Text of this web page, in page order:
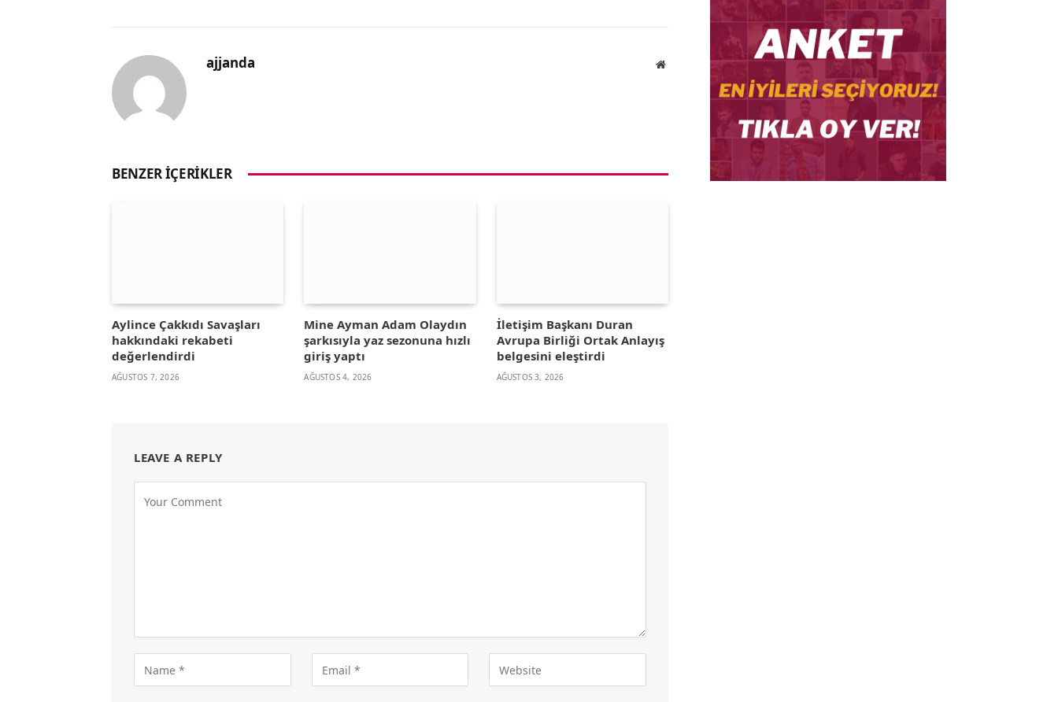
ajjanda Website
BENZER İÇERIKLER
Aylince Çakkıdı Savaşları
hakkındaki rekabeti
değerlendirdi
AĞUSTOS 7, 2026
Mine Ayman Adam Olaydın
şarkısıyla yaz sezonuna hızlı
giriş yaptı
AĞUSTOS 4, 2026
İletişim Başkanı Duran
Avrupa Birliği Ortak Anlayış
belgesini eleştirdi
AĞUSTOS 3, 2026
LEAVE A REPLY